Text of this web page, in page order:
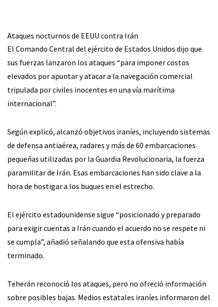
Ataques nocturnos de EEUU contra Irán
El Comando Central del ejército de Estados Unidos dijo que
sus fuerzas lanzaron los ataques “para imponer costos
elevados por apuntar y atacar a la navegación comercial
tripulada por civiles inocentes en una vía marítima
internacional”.
Según explicó, alcanzó objetivos iraníes, incluyendo sistemas
de defensa antiaérea, radares y más de 60 embarcaciones
pequeñas utilizadas por la Guardia Revolucionaria, la fuerza
paramilitar de Irán. Esas embarcaciones han sido clave a la
hora de hostigar a los buques en el estrecho.
El ejército estadounidense sigue “posicionado y preparado
para exigir cuentas a Irán cuando el acuerdo no se respete ni
se cumpla”, añadió señalando que esta ofensiva había
terminado.
Teherán reconoció los ataques, pero no ofreció información
sobre posibles bajas. Medios estatales iraníes informaron del